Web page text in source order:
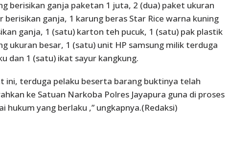
berisikan ganja paketan 1 juta, 2 (dua) paket ukuran
berisikan ganja, 1 karung beras Star Rice warna kuning
ganja, 1 (satu) karton teh pucuk, 1 (satu) pak plastik
ukuran besar, 1 (satu) unit HP samsung milik terduga
dan 1 (satu) ikat sayur kangkung.
ini, terduga pelaku beserta barang buktinya telah
ke Satuan Narkoba Polres Jayapura guna di proses
hukum yang berlaku ,” ungkapnya.(Redaksi)